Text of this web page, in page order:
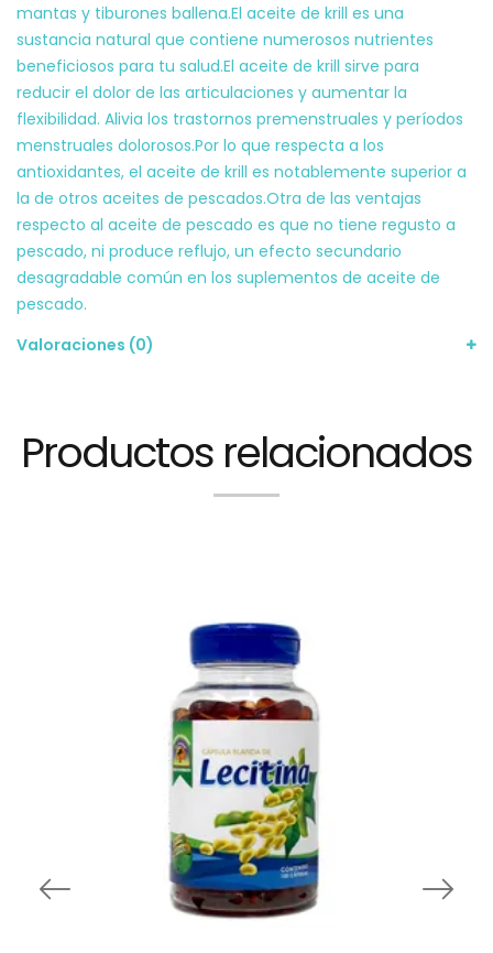
mantas y tiburones ballena.El aceite de krill es una
sustancia natural que contiene numerosos nutrientes
beneficiosos para tu salud.El aceite de krill sirve para
reducir el dolor de las articulaciones y aumentar la
flexibilidad. Alivia los trastornos premenstruales y períodos
menstruales dolorosos.Por lo que respecta a los
antioxidantes, el aceite de krill es notablemente superior a
la de otros aceites de pescados.Otra de las ventajas
respecto al aceite de pescado es que no tiene regusto a
pescado, ni produce reflujo, un efecto secundario
desagradable común en los suplementos de aceite de
pescado.
Valoraciones (0)
Productos relacionados